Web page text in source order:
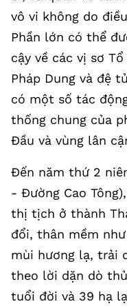
vô vi không do
Phần lớn có thể
cậy về các vị sơ
Pháp Dung và đệ
có một số tác
thống chung của
Đầu và vùng lân
Đến năm thứ 2
- Đường Cao
thị tịch ở thành
đổi, thân mềm
mùi hương lạ, trải
theo lời dặn dò
tuổi đời và 39 hạ